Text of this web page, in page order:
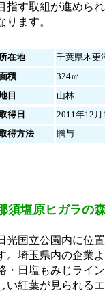
指す取組が進めら
ります。
所在地
千葉県木更
積
324㎡
目
山林
得日
2011年12月
得方法
贈与
須塩原ヒガラの
光国立公園内に位
。埼玉県内の企業
・日塩もみじライ
い紅葉が見られる